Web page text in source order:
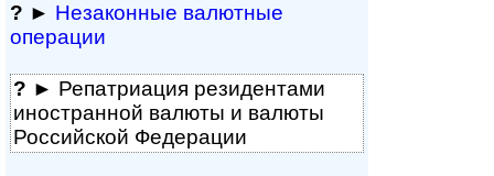
? ► Незаконные валютные
операции
? ► Репатриация ре­зи­ден­та­ми
иностранной ва­лю­ты и валюты
Рос­сий­ской Федерации